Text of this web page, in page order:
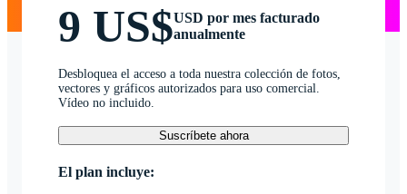
9 US$USD por mes facturado
anualmente
Desbloquea el acceso a toda nuestra colección de fotos,
vectores y gráficos autorizados para uso comercial.
Vídeo no incluido.
Suscríbete ahora
El plan incluye: